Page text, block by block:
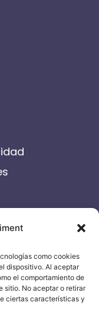
como cookies
dispositivo. Al aceptar
el comportamiento de
sitio. No aceptar o retirar
ciertas características y
14-16